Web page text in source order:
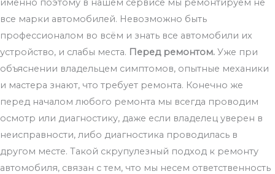
все марки автомобилей. Невозможно быть
профессионалом во всём и знать все автомобили их
устройство, и слабы места. Перед ремонтом. Уже при
объяснении владельцем симптомов, опытные механики
и мастера знают, что требует ремонта. Конечно же
перед началом любого ремонта мы всегда проводим
осмотр или диагностику, даже если владелец уверен в
неисправности, либо диагностика проводилась в
другом месте. Такой скрупулезный подход к ремонту
автомобиля, связан с тем, что мы несем ответственность